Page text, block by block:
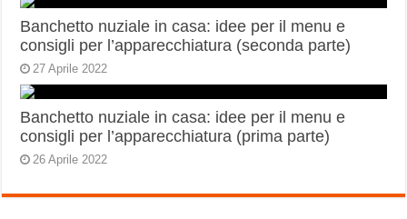
Banchetto nuziale in casa: idee per il menu e
consigli per l’apparecchiatura (seconda parte)
27 Aprile 2022
Banchetto nuziale in casa: idee per il menu e
consigli per l’apparecchiatura (prima parte)
26 Aprile 2022